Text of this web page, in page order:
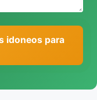
idoneos para